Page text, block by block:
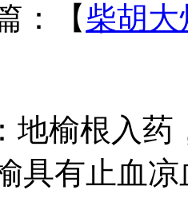
：【 柴胡大
地榆根入药
具有止血